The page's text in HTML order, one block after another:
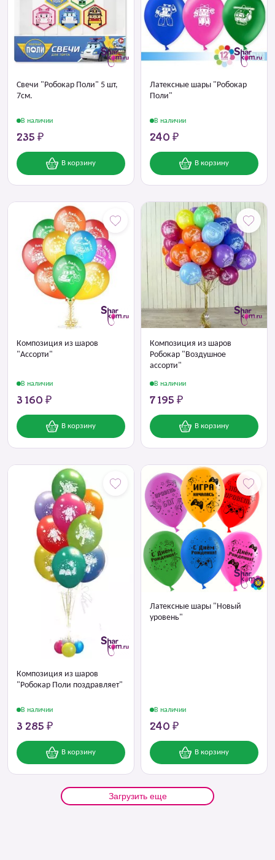
Свечи "Робокар Поли" 5 шт,
7см.
В наличии
235 ₽
В корзину
Латексные шары "Робокар
Поли"
В наличии
240 ₽
В корзину
Композиция из шаров
"Ассорти"
В наличии
3 160 ₽
В корзину
Композиция из шаров
Робокар "Воздушное
ассорти"
В наличии
7 195 ₽
В корзину
Композиция из шаров
"Робокар Поли поздравляет"
В наличии
3 285 ₽
В корзину
Латексные шары "Новый
уровень"
В наличии
240 ₽
В корзину
Загрузить еще